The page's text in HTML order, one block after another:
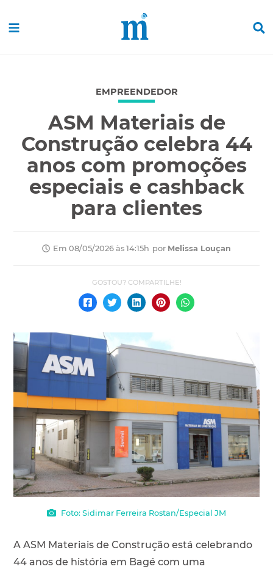
EMPREENDEDOR
ASM Materiais de
Construção celebra 44
anos com promoções
especiais e cashback
para clientes
Em 08/05/2026 às 14:15h por Melissa Louçan
Foto: Sidimar Ferreira Rostan/Especial JM
A ASM Materiais de Construção está celebrando
44 anos de história em Bagé com uma